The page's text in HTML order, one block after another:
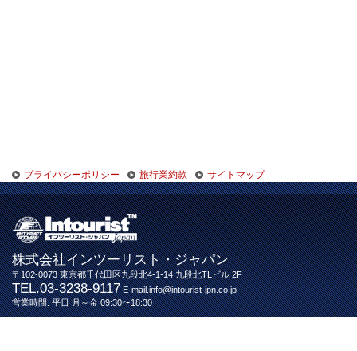
プライバシーポリシー 旅行業約款 サイトマップ
株式会社インツーリスト・ジャパン
〒102-0073 東京都千代田区九段北4-1-14 九段北TLビル 2F
TEL.03-3238-9117E-mail.info@intourist-jpn.co.jp
営業時間. 平日 月～金 09:30〜18:30